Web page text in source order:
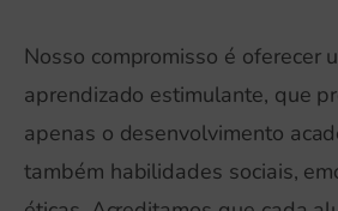
Nosso compromisso é oferecer
aprendizado estimulante, que
apenas o desenvolvimento
também habilidades sociais,